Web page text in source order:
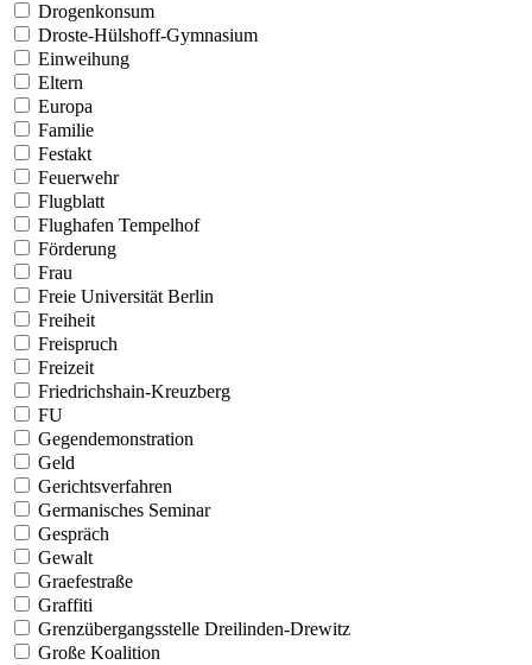
Drogenkonsum
Droste-Hülshoff-Gymnasium
Einweihung
Eltern
Europa
Familie
Festakt
Feuerwehr
Flugblatt
Flughafen Tempelhof
Förderung
Frau
Freie Universität Berlin
Freiheit
Freispruch
Freizeit
Friedrichshain-Kreuzberg
FU
Gegendemonstration
Geld
Gerichtsverfahren
Germanisches Seminar
Gespräch
Gewalt
Graefestraße
Graffiti
Grenzübergangsstelle Dreilinden-Drewitz
Große Koalition